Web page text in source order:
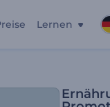
Lernen